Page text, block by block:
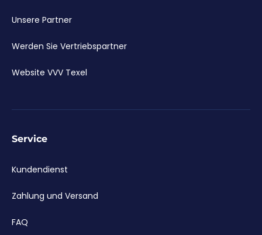
Unsere Partner
Werden Sie Vertriebspartner
Website VVV Texel
Service
Kundendienst
Zahlung und Versand
FAQ